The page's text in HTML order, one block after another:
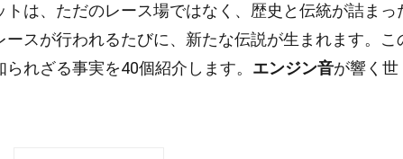
は、ただのレース場ではなく、歴史と伝統が詰まっ
ースが行われるたびに、新たな伝説が生まれます。こ
れざる事実を40個紹介します。 エンジン音が響く世